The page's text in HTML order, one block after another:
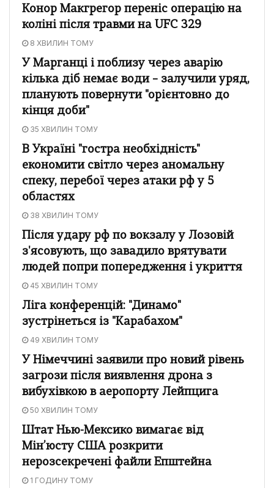
Конор Макгрегор переніс операцію на
коліні після травми на UFC 329
8 ХВИЛИН ТОМУ
У Марганці і поблизу через аварію
кілька діб немає води – залучили уряд,
планують повернути "орієнтовно до
кінця доби"
35 ХВИЛИН ТОМУ
В Україні "гостра необхідність"
економити світло через аномальну
спеку, перебої через атаки рф у 5
областях
38 ХВИЛИН ТОМУ
Після удару рф по вокзалу у Лозовій
з'ясовують, що завадило врятувати
людей попри попередження і укриття
45 ХВИЛИН ТОМУ
Ліга конференцій: "Динамо"
зустрінеться із "Карабахом"
49 ХВИЛИН ТОМУ
У Німеччині заявили про новий рівень
загрози після виявлення дрона з
вибухівкою в аеропорту Лейпцига
50 ХВИЛИН ТОМУ
Штат Нью-Мексико вимагає від
Мін’юсту США розкрити
нерозсекречені файли Епштейна
1 ГОДИНУ ТОМУ